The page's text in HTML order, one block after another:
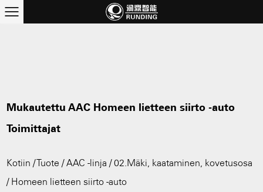
Mukautettu AAC Homeen lietteen siirto -auto
Toimittajat
Kotiin /Tuote /AAC -linja /02.Mäki, kaataminen, kovetusosa
/ Homeen lietteen siirto -auto